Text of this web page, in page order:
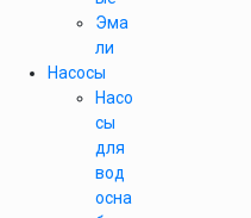
Эма
ли
Насосы
Насо
сы
для
вод
осна